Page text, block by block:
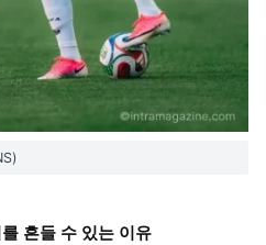
흔들 수 있는 이유